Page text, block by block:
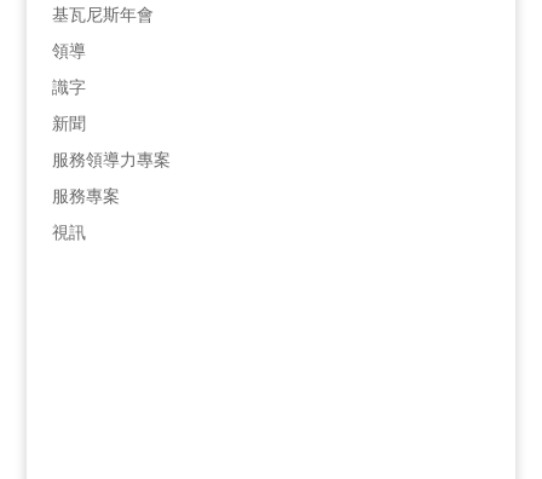
基瓦尼斯年會
領導
識字
新聞
服務領導力專案
服務專案
視訊